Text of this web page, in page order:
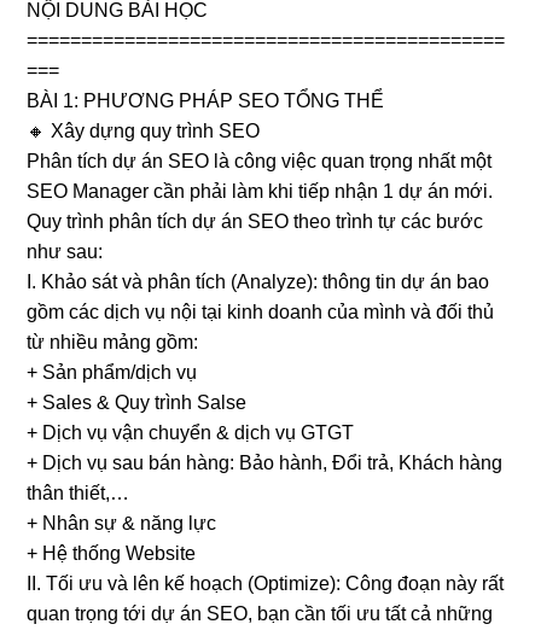
NỘI DUNG BÀI HỌC
============================================
===
BÀI 1: PHƯƠNG PHÁP SEO TỔNG THỂ
🔸 Xây dựng quy trình SEO
Phân tích dự án SEO là công việc quan trọng nhất một
SEO Manager cần phải làm khi tiếp nhận 1 dự án mới.
Quy trình phân tích dự án SEO theo trình tự các bước
như sau:
I. Khảo sát và phân tích (Analyze): thông tin dự án bao
gồm các dịch vụ nội tại kinh doanh của mình và đối thủ
từ nhiều mảng gồm:
+ Sản phẩm/dịch vụ
+ Sales & Quy trình Salse
+ Dịch vụ vận chuyển & dịch vụ GTGT
+ Dịch vụ sau bán hàng: Bảo hành, Đổi trả, Khách hàng
thân thiết,…
+ Nhân sự & năng lực
+ Hệ thống Website
II. Tối ưu và lên kế hoạch (Optimize): Công đoạn này rất
quan trọng tới dự án SEO, bạn cần tối ưu tất cả những